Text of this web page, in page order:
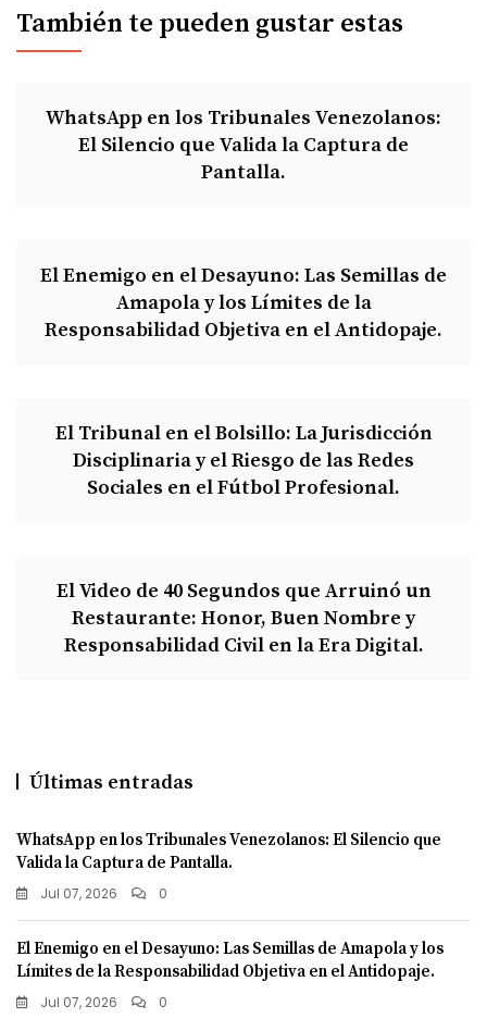
También te pueden gustar estas
WhatsApp en los Tribunales Venezolanos:
El Silencio que Valida la Captura de
Pantalla.
El Enemigo en el Desayuno: Las Semillas de
Amapola y los Límites de la
Responsabilidad Objetiva en el Antidopaje.
El Tribunal en el Bolsillo: La Jurisdicción
Disciplinaria y el Riesgo de las Redes
Sociales en el Fútbol Profesional.
El Video de 40 Segundos que Arruinó un
Restaurante: Honor, Buen Nombre y
Responsabilidad Civil en la Era Digital.
Últimas entradas
WhatsApp en los Tribunales Venezolanos: El Silencio que
Valida la Captura de Pantalla.
Jul 07, 2026 0
El Enemigo en el Desayuno: Las Semillas de Amapola y los
Límites de la Responsabilidad Objetiva en el Antidopaje.
Jul 07, 2026 0